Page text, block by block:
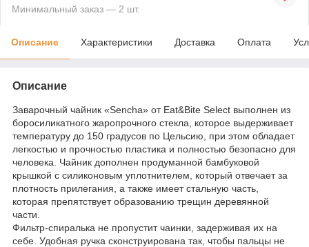
Минимальный заказ — 2 шт.
Описание Характеристики Доставка Оплата
Описание
Заварочный чайник «Sencha» от Eat&Bite Select выполнен из
боросиликатного жаропрочного стекла, которое выдерживает
температуру до 150 градусов по Цельсию, при этом обладает
легкостью и прочностью пластика и полностью безопасно для
человека. Чайник дополнен продуманной бамбуковой
крышкой с силиконовым уплотнителем, который отвечает за
плотность прилегания, а также имеет стальную часть,
которая препятствует образованию трещин деревянной
части.
Фильтр-спиралька не пропустит чаинки, задерживая их на
себе. Удобная ручка сконструирована так, чтобы пальцы не